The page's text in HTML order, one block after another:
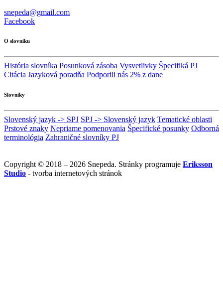
snepeda@gmail.com
Facebook
O slovníku
História slovníka Posunková zásoba Vysvetlivky Špecifiká PJ
Citácia Jazyková poradňa Podporili nás 2% z dane
Slovníky
Slovenský jazyk -> SPJ SPJ -> Slovenský jazyk Tematické oblasti
Prstové znaky Nepriame pomenovania Špecifické posunky Odborná
terminológia Zahraničné slovníky PJ
Copyright © 2018 – 2026 Snepeda. Stránky programuje Eriksson
Studio - tvorba internetových stránok